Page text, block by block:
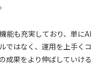
能も充実しており、単にAI
ではなく、運用を上手くコ
成果をより伸ばしていける